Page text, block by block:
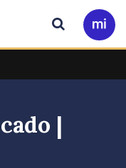
Ir
a
Buscar
|